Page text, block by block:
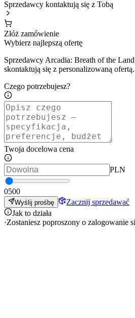
Sprzedawcy kontaktują się z Tobą
Złóż zamówienie
Wybierz najlepszą ofertę
Sprzedawcy Arcadia: Breath of the
skontaktują się z personalizowaną ofertą.
Czego potrzebujesz?
Twoja docelowa cena
PLN
0500
Wyślij prośbę
Zacznij sprzedawać
Jak to działa
·Zostaniesz poproszony o zalogowanie